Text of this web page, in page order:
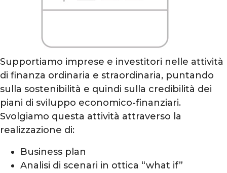
Supportiamo imprese e investitori nelle attività
di finanza ordinaria e straordinaria, puntando
sulla sostenibilità e quindi sulla credibilità dei
piani di sviluppo economico-finanziari.
Svolgiamo questa attività attraverso la
realizzazione di:
Business plan
Analisi di scenari in ottica “what if”